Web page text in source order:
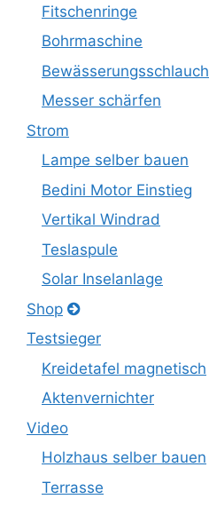
Fitschenringe
Bohrmaschine
Bewässerungsschlauch
Messer schärfen
Strom
Lampe selber bauen
Bedini Motor Einstieg
Vertikal Windrad
Teslaspule
Solar Inselanlage
Shop
Testsieger
Kreidetafel magnetisch
Aktenvernichter
Video
Holzhaus selber bauen
Terrasse